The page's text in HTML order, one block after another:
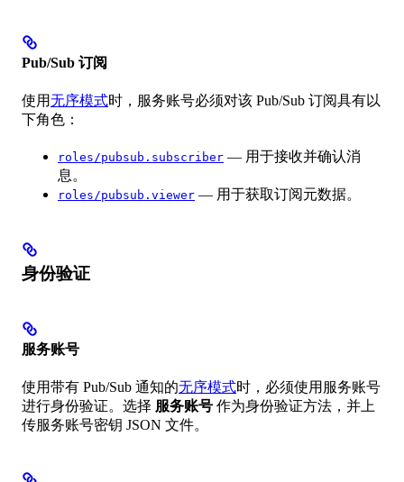
Pub/Sub 订阅
使用无序模式时，服务账号必须对该 Pub/Sub 订阅具有以
下角色：
roles/pubsub.subscriber — 用于接收并确认消
息。
roles/pubsub.viewer — 用于获取订阅元数据。
身份验证
服务账号
使用带有 Pub/Sub 通知的无序模式时，必须使用服务账号
进行身份验证。选择 服务账号 作为身份验证方法，并上
传服务账号密钥 JSON 文件。